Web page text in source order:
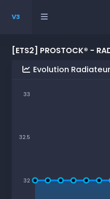
V3
[ETS2] PROSTOCK® -
Evolution
33
32.5
32